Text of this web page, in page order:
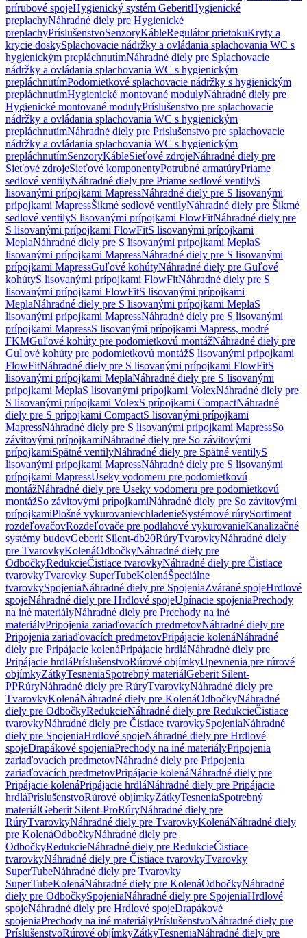
prírubové spojeHygienický systém GeberitHygienické
preplachyNáhradné diely pre Hygienické
preplachyPríslušenstvoSenzoryKábleRegulátor prietokuKryty a
krycie doskySplachovacie nádržky a ovládania splachovania WC s
hygienickým prepláchnutímNáhradné diely pre Splachovacie
nádržky a ovládania splachovania WC s hygienickým
prepláchnutímPodomietkové splachovacie nádržky s hygienickým
prepláchnutímHygienické montované modulyNáhradné diely pre
Hygienické montované modulyPríslušenstvo pre splachovacie
nádržky a ovládania splachovania WC s hygienickým
prepláchnutímNáhradné diely pre Príslušenstvo pre splachovacie
nádržky a ovládania splachovania WC s hygienickým
prepláchnutímSenzoryKábleSieťové zdrojeNáhradné diely pre
Sieťové zdrojeSieťové komponentyPotrubné armatúryPriame
sedlové ventilyNáhradné diely pre Priame sedlové ventilyS
lisovanými prípojkami MapressNáhradné diely pre S lisovanými
prípojkami MapressŠikmé sedlové ventilyNáhradné diely pre Šikmé
sedlové ventilyS lisovanými prípojkami FlowFitNáhradné diely pre
S lisovanými prípojkami FlowFitS lisovanými prípojkami
MeplaNáhradné diely pre S lisovanými prípojkami MeplaS
lisovanými prípojkami MapressNáhradné diely pre S lisovanými
prípojkami MapressGuľové kohútyNáhradné diely pre Guľové
kohútyS lisovanými prípojkami FlowFitNáhradné diely pre S
lisovanými prípojkami FlowFitS lisovanými prípojkami
MeplaNáhradné diely pre S lisovanými prípojkami MeplaS
lisovanými prípojkami MapressNáhradné diely pre S lisovanými
prípojkami MapressS lisovanými prípojkami Mapress, modré
FKMGuľové kohúty pre podomietkovú montážNáhradné diely pre
Guľové kohúty pre podomietkovú montážS lisovanými prípojkami
FlowFitNáhradné diely pre S lisovanými prípojkami FlowFitS
lisovanými prípojkami MeplaNáhradné diely pre S lisovanými
prípojkami MeplaS lisovanými prípojkami VolexNáhradné diely pre
S lisovanými prípojkami VolexS prípojkami CompactNáhradné
diely pre S prípojkami CompactS lisovanými prípojkami
MapressNáhradné diely pre S lisovanými prípojkami MapressSo
závitovými prípojkamiNáhradné diely pre So závitovými
prípojkamiSpätné ventilyNáhradné diely pre Spätné ventilyS
lisovanými prípojkami MapressNáhradné diely pre S lisovanými
prípojkami MapressÚseky vodomeru pre podomietkovú
montážNáhradné diely pre Úseky vodomeru pre podomietkovú
montážSo závitovými prípojkamiNáhradné diely pre So závitovými
prípojkamiPlošné vykurovanie/chladenieSystémové rúrySortiment
rozdeľovačovRozdeľovače pre podlahové vykurovanieKanalizačné
systémy budovGeberit Silent-db20RúryTvarovkyNáhradné diely
pre TvarovkyKolenáOdbočkyNáhradné diely pre
OdbočkyRedukcieČistiace tvarovkyNáhradné diely pre Čistiace
tvarovkyTvarovky SuperTubeKolenáŠpeciálne
tvarovkySpojeniaNáhradné diely pre SpojeniaZvárané spojeHrdlové
spojeNáhradné diely pre Hrdlové spojeUpínacie spojeniaPrechody
na iné materiályNáhradné diely pre Prechody na iné
materiályPripojenia zariaďovacích predmetovNáhradné diely pre
Pripojenia zariaďovacích predmetovPripájacie kolenáNáhradné
diely pre Pripájacie kolenáPripájacie hrdláNáhradné diely pre
Pripájacie hrdláPríslušenstvoRúrové objímkyUpevnenia pre rúrové
objímkyZátkyTesneniaSpotrebný materiálGeberit Silent-
PPRúryNáhradné diely pre RúryTvarovkyNáhradné diely pre
TvarovkyKolenáNáhradné diely pre KolenáOdbočkyNáhradné
diely pre OdbočkyRedukcieNáhradné diely pre RedukcieČistiace
tvarovkyNáhradné diely pre Čistiace tvarovkySpojeniaNáhradné
diely pre SpojeniaHrdlové spojeNáhradné diely pre Hrdlové
spojeDrapákové spojeniaPrechody na iné materiályPripojenia
zariaďovacích predmetovNáhradné diely pre Pripojenia
zariaďovacích predmetovPripájacie kolenáNáhradné diely pre
Pripájacie kolenáPripájacie hrdláNáhradné diely pre Pripájacie
hrdláPríslušenstvoRúrové objímkyZátkyTesneniaSpotrebný
materiálGeberit Silent-ProRúryNáhradné diely pre
RúryTvarovkyNáhradné diely pre TvarovkyKolenáNáhradné diely
pre KolenáOdbočkyNáhradné diely pre
OdbočkyRedukcieNáhradné diely pre RedukcieČistiace
tvarovkyNáhradné diely pre Čistiace tvarovkyTvarovky
SuperTubeNáhradné diely pre Tvarovky
SuperTubeKolenáNáhradné diely pre KolenáOdbočkyNáhradné
diely pre OdbočkySpojeniaNáhradné diely pre SpojeniaHrdlové
spojeNáhradné diely pre Hrdlové spojeDrapákové
spojeniaPrechody na iné materiályPríslušenstvoNáhradné diely pre
PríslušenstvoRúrové objímkyZátkyTesneniaNáhradné diely pre